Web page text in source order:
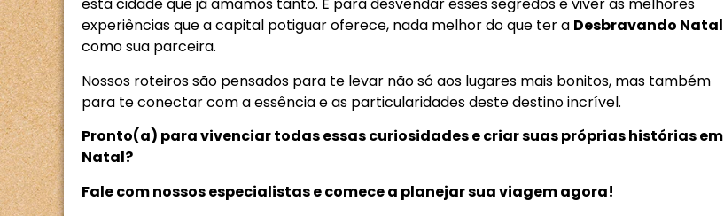
esta cidade que já amamos tanto. E para desvendar esses segredos e viver as melhores
experiências que a capital potiguar oferece, nada melhor do que ter a Desbravando Natal
como sua parceira.
Nossos roteiros são pensados para te levar não só aos lugares mais bonitos, mas também
para te conectar com a essência e as particularidades deste destino incrível.
Pronto(a) para vivenciar todas essas curiosidades e criar suas próprias histórias em
Natal?
Fale com nossos especialistas e comece a planejar sua viagem agora!